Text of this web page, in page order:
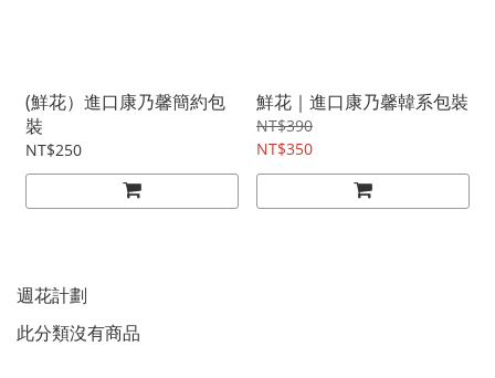
(鮮花）進口康乃馨簡約包
裝
NT$250
鮮花｜進口康乃馨韓系包裝
NT$390
NT$350
週花計劃
此分類沒有商品